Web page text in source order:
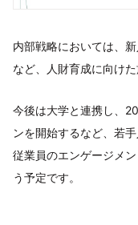
内部戦略においては、
など、人財育成に向けた
今後は大学と連携し、
ンを開始するなど、若
従業員のエンゲージメ
う予定です。